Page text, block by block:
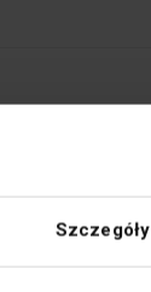
Szczegóły